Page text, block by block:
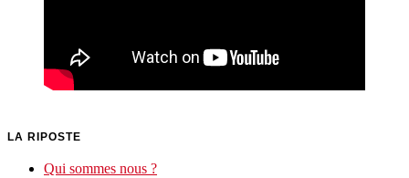
LA RIPOSTE
Qui sommes nous ?